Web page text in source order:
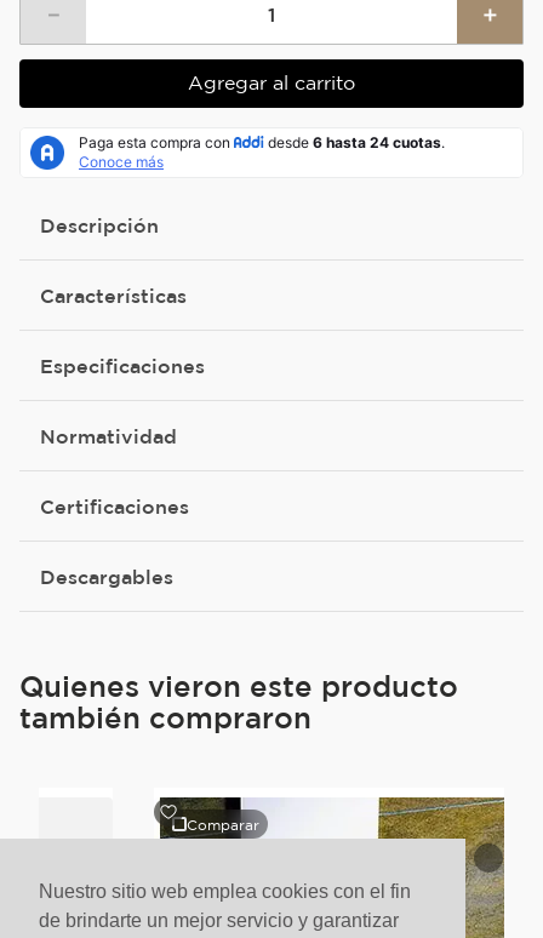
Nuestro sitio web emplea cookies con el fin
de brindarte un mejor servicio y garantizar
＋
－
Agregar al carrito
Descripción
Características
Especificaciones
Normatividad
Certificaciones
Descargables
Quienes vieron este producto
también compraron
Comparar